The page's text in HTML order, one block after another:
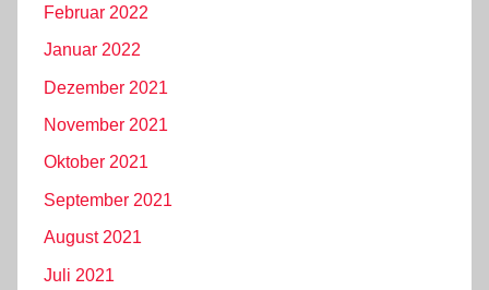
Februar 2022
Januar 2022
Dezember 2021
November 2021
Oktober 2021
September 2021
August 2021
Juli 2021